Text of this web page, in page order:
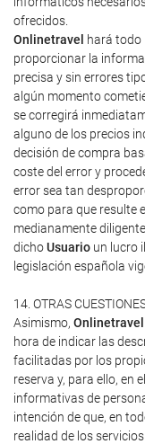
ofrecidos.
Onlinetravel
hará todo
proporcionar la
precisa y sin errores
algún momento
se corregirá
alguno de los precios
decisión de compra
coste del error y
error sea tan
como para que resulte
medianamente
dichoUsuario un lucro
legislación española
14. OTRAS
Asimismo, Onlinetravel
hora de indicar las
facilitadas por los
reserva y, para ello, en
informativas de
intención de que, en
realidad de los